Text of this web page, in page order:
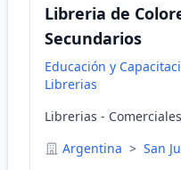
Libreria de
Secundarios
Educación y
Librerias
Librerias - Comerciales
Argentina > San